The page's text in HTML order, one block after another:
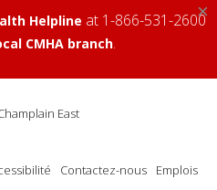
×
Helpline at 1-866-531-2600
CMHA branch.
Contactez-nous Emplois